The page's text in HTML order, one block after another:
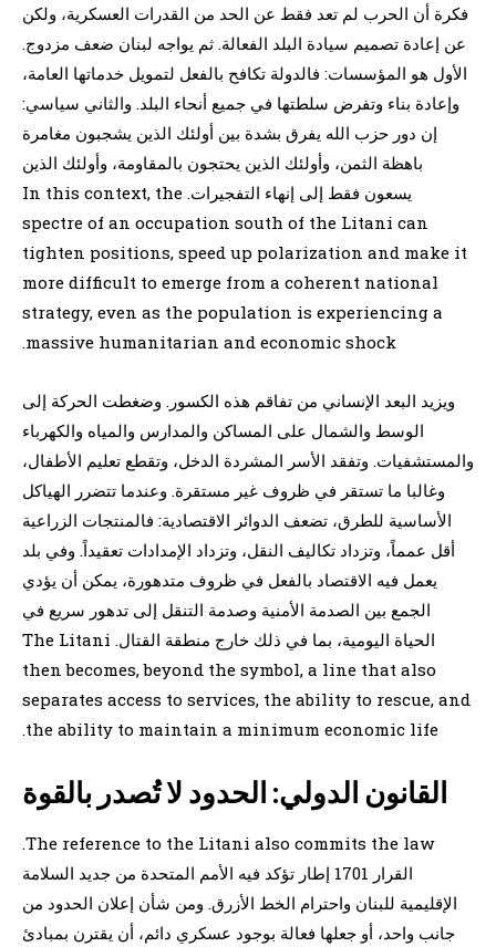
فكرة أن الحرب لم تعد فقط عن الحد من القدرات العسكرية، ولكن
عن إعادة تصميم سيادة البلد الفعالة. ثم يواجه لبنان ضعف مزدوج.
الأول هو المؤسسات: فالدولة تكافح بالفعل لتمويل خدماتها العامة،
وإعادة بناء وتفرض سلطتها في جميع أنحاء البلد. والثاني سياسي:
إن دور حزب الله يفرق بشدة بين أولئك الذين يشجبون مغامرة
باهظة الثمن، وأولئك الذين يحتجون بالمقاومة، وأولئك الذين
يسعون فقط إلى إنهاء التفجيرات. In this context, the
spectre of an occupation south of the Litani can
tighten positions, speed up polarization and make it
more difficult to emerge from a coherent national
strategy, even as the population is experiencing a
massive humanitarian and economic shock.
ويزيد البعد الإنساني من تفاقم هذه الكسور. وضغطت الحركة إلى
الوسط والشمال على المساكن والمدارس والمياه والكهرباء
والمستشفيات. وتفقد الأسر المشردة الدخل، وتقطع تعليم الأطفال،
وغالبا ما تستقر في ظروف غير مستقرة. وعندما تتضرر الهياكل
الأساسية للطرق، تضعف الدوائر الاقتصادية: فالمنتجات الزراعية
أقل عمماً، وتزداد تكاليف النقل، وتزداد الإمدادات تعقيداً. وفي بلد
يعمل فيه الاقتصاد بالفعل في ظروف متدهورة، يمكن أن يؤدي
الجمع بين الصدمة الأمنية وصدمة التنقل إلى تدهور سريع في
الحياة اليومية، بما في ذلك خارج منطقة القتال. The Litani
then becomes, beyond the symbol, a line that also
separates access to services, the ability to rescue, and
the ability to maintain a minimum economic life.
القانون الدولي: الحدود لا تُصدر بالقوة
The reference to the Litani also commits the law.
القرار 1701 إطار تؤكد فيه الأمم المتحدة من جديد السلامة
الإقليمية للبنان واحترام الخط الأزرق. ومن شأن إعلان الحدود من
جانب واحد، أو جعلها فعالة بوجود عسكري دائم، أن يقترن بمبادئ